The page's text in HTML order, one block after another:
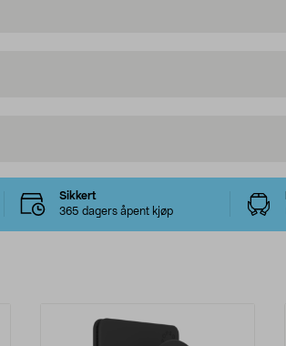
Sikkert
365 dagers åpent kjøp